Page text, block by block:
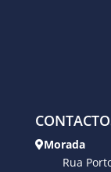
Morada
Rua